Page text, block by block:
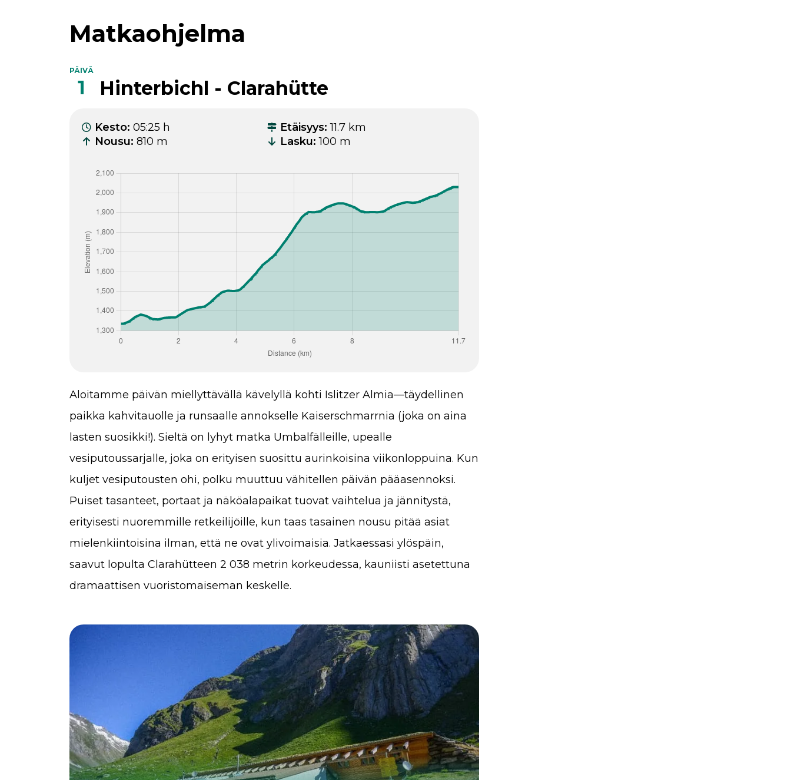
Matkaohjelma
PÄIVÄ
1 Hinterbichl - Clarahütte
Kesto: 05:25 h Etäisyys: 11.7 km
Nousu: 810 m Lasku: 100 m
Aloitamme päivän miellyttävällä kävelyllä kohti Islitzer Almia—täydellinen
paikka kahvitauolle ja runsaalle annokselle Kaiserschmarrnia (joka on aina
lasten suosikki!). Sieltä on lyhyt matka Umbalfälleille, upealle
vesiputoussarjalle, joka on erityisen suosittu aurinkoisina viikonloppuina. Kun
kuljet vesiputousten ohi, polku muuttuu vähitellen päivän pääasennoksi.
Puiset tasanteet, portaat ja näköalapaikat tuovat vaihtelua ja jännitystä,
erityisesti nuoremmille retkeilijöille, kun taas tasainen nousu pitää asiat
mielenkiintoisina ilman, että ne ovat ylivoimaisia. Jatkaessasi ylöspäin,
saavut lopulta Clarahütteen 2 038 metrin korkeudessa, kauniisti asetettuna
dramaattisen vuoristomaiseman keskelle.